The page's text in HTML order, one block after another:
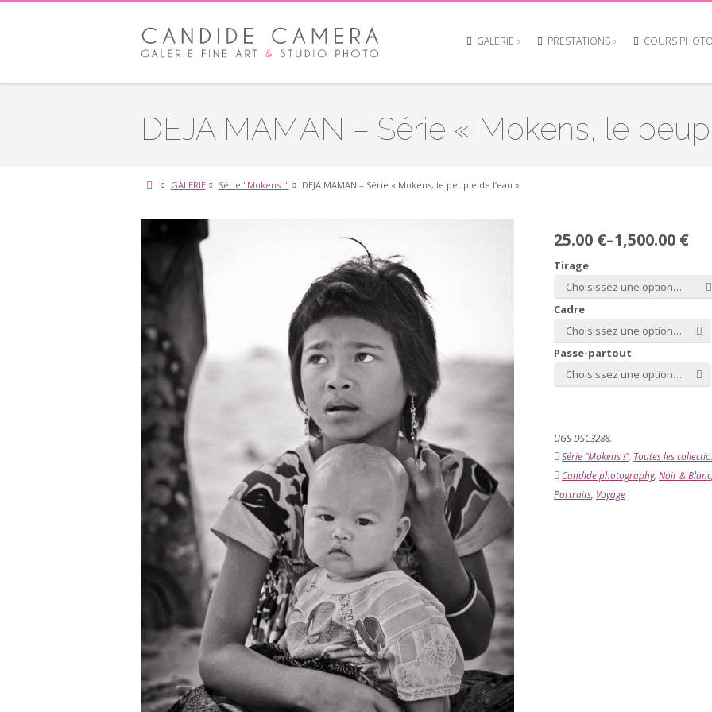
GALERIE PRESTATIONS COURS PHOTO
DEJA MAMAN – Série « Mokens, le
GALERIE Série "Mokens !" DEJA MAMAN – Série « Mokens, le peuple de l’eau »
25.00 €–1,500.00 €
Tirage
Choisissez une option…
Cadre
Choisissez une option…
Passe-partout
Choisissez une option…
UGS DSC3288.
Série "Mokens !", Toutes les
Candide photography, Noir & Blanc,
Portraits, Voyage